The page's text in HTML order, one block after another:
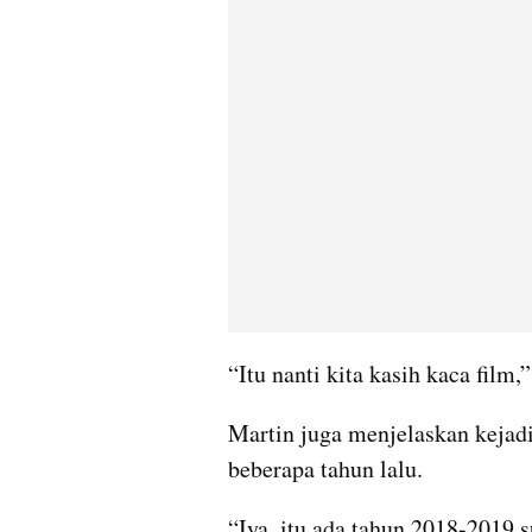
“Itu nanti kita kasih kaca
Martin juga menjelaskan
beberapa tahun lalu.